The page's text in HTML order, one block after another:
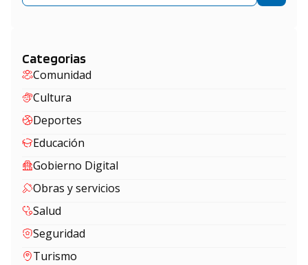
Categorias
Comunidad
Cultura
Deportes
Educación
Gobierno Digital
Obras y servicios
Salud
Seguridad
Turismo